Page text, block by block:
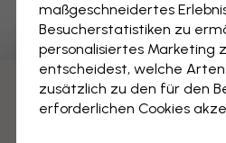
Zeigt Seite 1
Weitere Kategorien
maßgeschneidertes
Besucherstatistiken zu
personalisiertes Marketing
entscheidest, welche Arten
zusätzlich zu den für den
erforderlichen Cookies